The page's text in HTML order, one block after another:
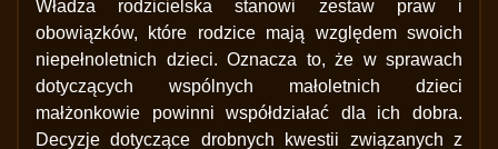
Władza rodzicielska stanowi zestaw praw i
obowiązków, które rodzice mają względem swoich
niepełnoletnich dzieci. Oznacza to, że w sprawach
dotyczących wspólnych małoletnich dzieci
małżonkowie powinni współdziałać dla ich dobra.
Decyzje dotyczące drobnych kwestii związanych z